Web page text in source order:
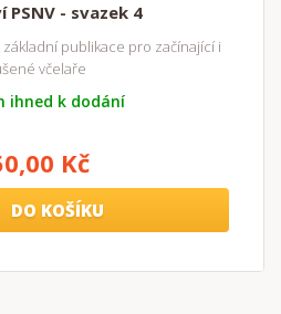
PSNV - svazek 4
publikace pro začínající i
včelaře
ihned k dodání
Kč
DO KOŠÍKU